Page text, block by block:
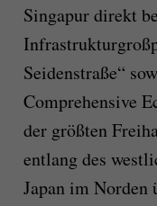
Singapur direkt
Seidenstraße“
Comprehensive
der größten
entlang des
Japan im Norden